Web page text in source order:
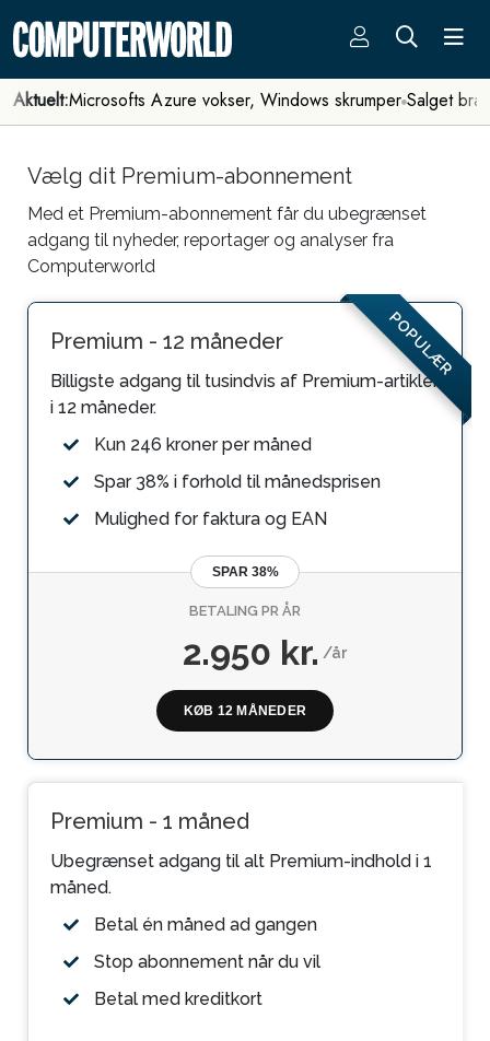
Aktuelt:Microsofts Azure vokser, Windows skrumper Salget
Vælg dit Premium-abonnement
Med et Premium-abonnement får du ubegrænset
adgang til nyheder, reportager og analyser fra
Computerworld
Premium - 1 måned
Ubegrænset adgang til alt Premium-indhold i 1
måned.
Betal én måned ad gangen
Stop abonnement når du vil
Betal med kreditkort
POPULÆR
Premium - 12 måneder
Billigste adgang til tusindvis af Premium-artikler
i 12 måneder.
Kun 246 kroner per måned
Spar 38% i forhold til månedsprisen
Mulighed for faktura og EAN
SPAR 38%
BETALING PR ÅR
2.950 kr./år
KØB 12 MÅNEDER